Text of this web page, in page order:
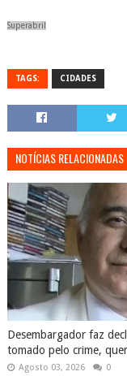
Superabril
TAGS: CIDADES
NOTÍCIAS RELACIONADAS
Desembargador faz
tomado pelo crime,
Agosto 03, 2026 0